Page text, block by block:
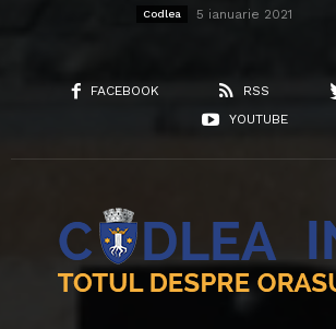
Codlea 5 ianuarie 2021
FACEBOOK RSS
YOUTUBE